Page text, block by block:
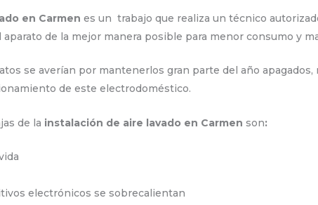
en Carmen es un trabajo que realiza un técnico
de la mejor manera posible para menor consumo y
se averían por mantenerlos gran parte del año apagados,
de este electrodoméstico.
de la instalación de aire lavado en Carmenson:
electrónicos se sobrecalientan